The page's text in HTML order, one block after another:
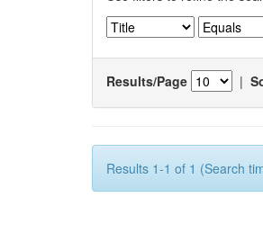
Results/Page |
Results 1-1 of 1 (Search